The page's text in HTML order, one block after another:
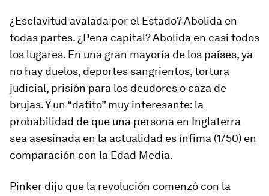
¿Esclavitud avalada por el Estado? Abolida en
todas partes. ¿Pena capital? Abolida en casi todos
los lugares. En una gran mayoría de los países, ya
no hay duelos, deportes sangrientos, tortura
judicial, prisión para los deudores o caza de
brujas. Y un “datito” muy interesante: la
probabilidad de que una persona en Inglaterra
sea asesinada en la actualidad es ínfima (1/50) en
comparación con la Edad Media.
Pinker dijo que la revolución comenzó con la